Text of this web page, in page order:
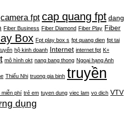
camera fpt cap quang fpt dang
Fiber Business Fiber Diamond Fiber Play Fiber
Box Fpt play box s fpt quang dien fpt tai
hộ kinh doanh Internet internet fpt K+
mô hình okt nang bang thong Ngoại hạng Anh
Thiếu Nhi truong gia binh truyền
miễn phí trẻ em tuyen dung viec lam vo dich VTV
dụng